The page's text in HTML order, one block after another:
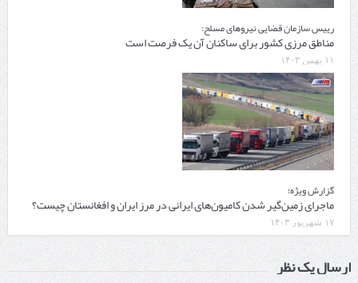
رییس سازمان قضایی نیروهای مسلح:
مناطق مرزی کشور برای ساکنان آن یک فرصت است
۱۱ بهمن ۱۴۰۳
گزارش ویژه؛
ماجرای زمین‌گیر شدن کامیون‌های ایرانی در مرز ایران و افغانستان چیست؟
۱۷ شهریور ۱۴۰۳
ارسال یک نظر